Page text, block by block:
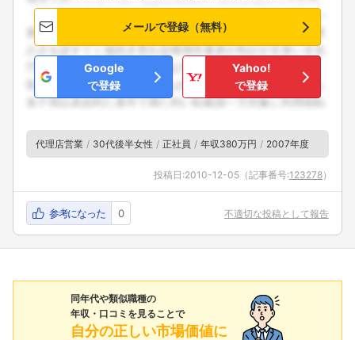
メールで登録（無料）
Google
で登録
Yahoo!
で登録
代理店営業 30代後半女性 正社員 年収380万円 2007年度
投稿日:2010-12-05 （記事番号:123278）
参考になった 0 不適切な投稿として報告
同年代や類似職種の
年収・口コミを見ることで
自分の正しい市場価値に